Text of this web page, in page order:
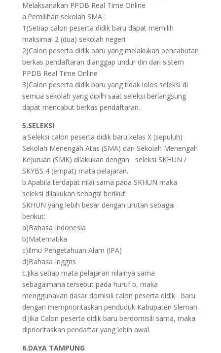
Melaksanakan PPDB Real Time Online
a.Pemilihan sekolah SMA :
1)Setiap calon peserta didik baru dapat memilih
maksimal 2 (dua) sekolah negeri
2)Calon peserta didik baru yang melakukan pencabutan
berkas pendaftaran dianggap undur diri dari sistem
PPDB Real Time Online
3)Calon peserta didik baru yang tidak lolos seleksi di
semua sekolah yang dipilh saat seleksi berlangsung
dapat mencabut berkas pendaftaran.
5.SELEKSI
a.Seleksi calon peserta didik baru kelas X (sepuluh)
Sekolah Menengah Atas (SMA) dan Sekolah Menengah
Kejuruan (SMK) dilakukan dengan seleksi SKHUN /
SKYBS 4 (empat) mata pelajaran.
b.Apabila terdapat nilai sama pada SKHUN maka
seleksi dilakukan sebagai berikut:
SKHUN yang lebih besar dengan urutan sebagai
berikut:
a)Bahasa Indonesia
b)Matematika
c)Ilmu Pengetahuan Alam (IPA)
d)Bahasa Inggris
c.Jika setiap mata pelajaran nilainya sama
sebagaimana tersebut pada huruf b, maka
menggunakan dasar domisili calon peserta didik baru
dengan memprioritaskan penduduk Kabupaten Sleman.
d.Jika Calon peserta didik baru berdomisili sama, maka
diprioritaskan pendaftar yang lebih awal.
6.DAYA TAMPUNG